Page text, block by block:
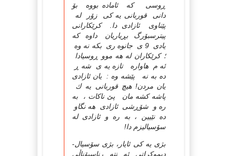
ڕوسی كه ئاماده بووه بۆ
دانی قوربانی یه كی زۆر له
پێناوی ئازادی دا. كرێكارانی
پیترسبۆرگ بڕیاریان داوه كه
یادی 9 ی جانوه ری بكه نه وه
؛ كرێكاران له هه موو ڕوسیادا
ئه م هاواره تازه یه ی شه ڕ
ده به نه پێشه وه : یان ئازادی
یان مردن! هیچ قوربانی یه ك
پاشه كشه مان پێ ناكات ، به
ره و شۆڕشی ئازادی هه نگاو
ده نێیین ، به ره و ئازادی له
سۆسیالیزم دا!
بژی یه كی ئایار، بژی سۆسیال-
دیموكراتی ئه نته رناسیۆناڵی